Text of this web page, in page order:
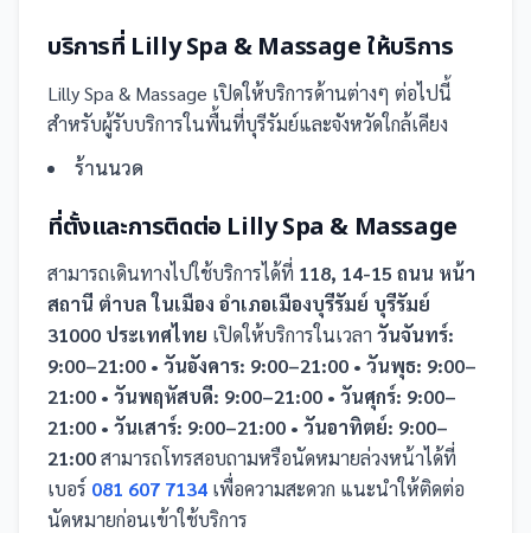
บริการที่ Lilly Spa & Massage ให้บริการ
Lilly Spa & Massage เปิดให้บริการด้านต่างๆ ต่อไปนี้
สำหรับผู้รับบริการในพื้นที่บุรีรัมย์และจังหวัดใกล้เคียง
ร้านนวด
ที่ตั้งและการติดต่อ Lilly Spa & Massage
สามารถเดินทางไปใช้บริการได้ที่ 118, 14-15 ถนน หน้า
สถานี ตำบล ในเมือง อำเภอเมืองบุรีรัมย์ บุรีรัมย์
31000 ประเทศไทย เปิดให้บริการในเวลา วันจันทร์:
9:00–21:00 • วันอังคาร: 9:00–21:00 • วันพุธ: 9:00–
21:00 • วันพฤหัสบดี: 9:00–21:00 • วันศุกร์: 9:00–
21:00 • วันเสาร์: 9:00–21:00 • วันอาทิตย์: 9:00–
21:00สามารถโทรสอบถามหรือนัดหมายล่วงหน้าได้ที่
เบอร์ 081 607 7134 เพื่อความสะดวก แนะนำให้ติดต่อ
นัดหมายก่อนเข้าใช้บริการ